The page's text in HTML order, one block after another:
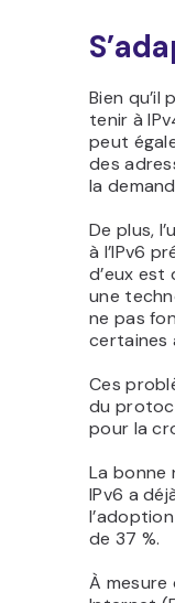
Bien qu’il
tenir à
peut
des
la
De plus,
à l’IPv6
d’eux est
une
ne pas
certaines
Ces
du
pour la
La bonne
IPv6 a
de 37 %.
À mesure